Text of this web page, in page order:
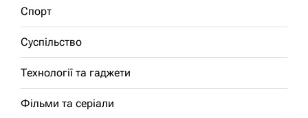
Спорт
Суспільство
Технології та гаджети
Фільми та серіали